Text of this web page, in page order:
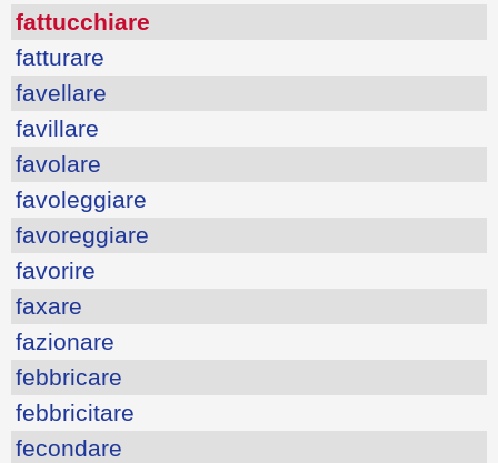
fattucchiare
fatturare
favellare
favillare
favolare
favoleggiare
favoreggiare
favorire
faxare
fazionare
febbricare
febbricitare
fecondare